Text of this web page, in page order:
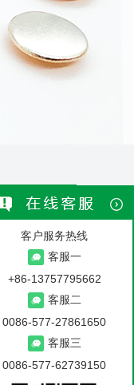
返回列表
客户服务热线
客服一
+86-13757795662
客服二
0086-577-27861650
客服三
0086-577-62739150